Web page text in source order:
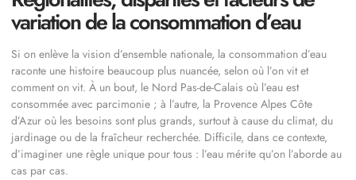
variation de la consommation d’eau
Si on enlève la vision d’ensemble nationale, la consommation d’eau
raconte une histoire beaucoup plus nuancée, selon où l’on vit et
comment on vit. À un bout, le Nord Pas-de-Calais où l’eau est
consommée avec parcimonie ; à l’autre, la Provence Alpes Côte
d’Azur où les besoins sont plus grands, surtout à cause du climat, du
jardinage ou de la fraîcheur recherchée. Difficile, dans ce contexte,
d’imaginer une règle unique pour tous : l’eau mérite qu’on l’aborde au
cas par cas.